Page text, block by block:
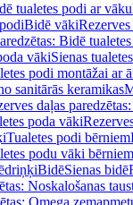
tualetes podi ar vāku
Bidē vāki
Bidē
vākiSienas
podi montāžai ar
sanitārās keramikas
daļas
poda vāki
Tualetes podi bērniem
podu vāki bērniem
BidēSienas bidē
Noskalošanas
Omega